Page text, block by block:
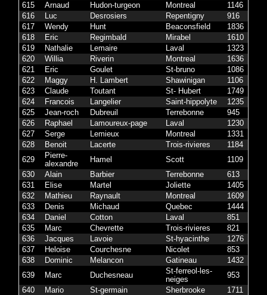
615
Arnaud Hudon-turgeon Montreal 1146
616
Luc Desrosiers Repentigny 916
617
Wendy Hunt Beaconsfield 1836
618
Eric Regimbald Mirabel 1610
619
Nathalie Lemaire Laval 1323
620
Willia Riverin Montreal 1636
621
Eric Goulet St-bruno 1086
622
Maggy H. Lambert Shawinigan 1106
623
Claude Toutant St- Hubert 1749
624
Francois Langelier Saint-hippolyte 1235
625
Jean-roch Dubreuil Terrebonne 945
626
Raphael Lamoureux-page Laval 1230
627
Serge Lemieux Montreal 1331
628
Benoit Lacerte Trois-rivieres 1184
629
Pierre-
alexandre
Hamel Scott 1109
630
Alain Barbier Terrebonne 613
631
Elise Martel Joliette 1405
632
Mathieu Raynault Montreal 1609
633
Denis Michaud Quebec 1444
634
Daniel Cotton Laval 851
635
Marc Chevrette Trois-rivieres 821
636
Jacques Lavoie St-hyacinthe 1276
637
Heloise Courchesne Nicolet 853
638
Dominic Melancon Gatineau 1432
639
Marc Duchesneau
St-ferreol-les-
neiges
953
640
Mario St-germain Sherbrooke 1711